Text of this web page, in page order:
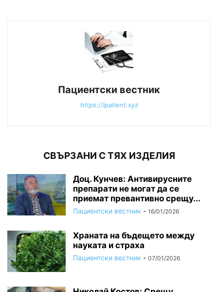
Пациентски вестник
https://ipatient.xyz
СВЪРЗАНИ С ТЯХ ИЗДЕЛИЯ
Доц. Кунчев: Антивирусните
препарати не могат да се
приемат превантивно срещу...
Пациентски вестник - 16/01/2026
Храната на бъдещето между
науката и страха
Пациентски вестник - 07/01/2026